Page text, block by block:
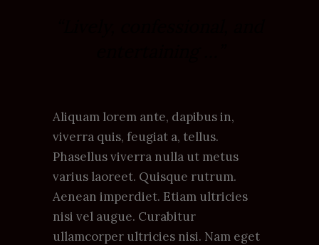
Aliquam lorem ante, dapibus in,
viverra quis, feugiat a, tellus.
Phasellus viverra nulla ut metus
varius laoreet. Quisque rutrum.
Aenean imperdiet. Etiam ultricies
nisi vel augue. Curabitur
ullamcorper ultricies nisi. Nam eget